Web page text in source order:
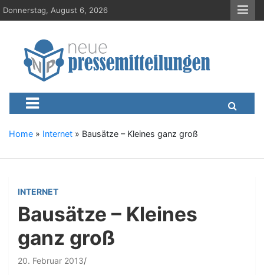
S
k
Donnerstag, August 6, 2026
Neue-
Presseportal, Nachrichten, News, Meldungen, Wirtschaft
Home » Internet » Bausätze – Kleines ganz groß
INTERNET
Bausätze – Kleines
ganz groß
20. Februar 2013